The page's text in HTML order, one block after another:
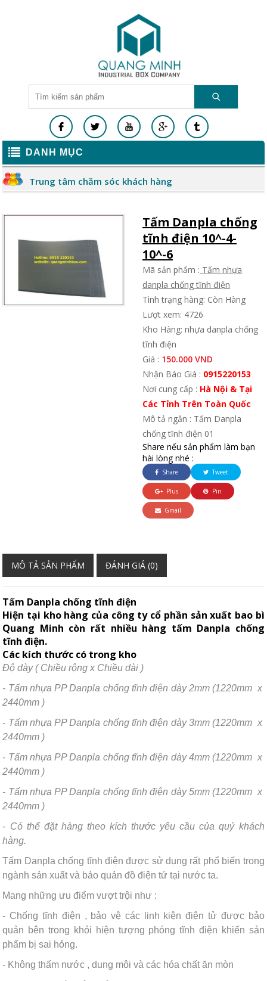
DANH MỤC
Trung tâm chăm sóc khách hàng
Tấm Danpla chống
tĩnh điện 10^-4-
10^-6
Mã sản phẩm : Tấm nhựa
danpla chống tĩnh điện
Tình trạng hàng: Còn Hàng
Lượt xem: 4726
Kho Hàng: nhựa danpla chống
tĩnh điện
Giá : 150.000 VND
Nhận Báo Giá : 0915220153
Nơi cung cấp : Hà Nội & Tại
Các Tỉnh Trên Toàn Quốc
Mô tả ngắn : Tấm Danpla
chống tĩnh điện 01
Share nếu sản phẩm làm bạn
hài lòng nhé :
Share Tweet
Plus Pin
Gmail
MÔ TẢ SẢN PHẨM ĐÁNH GIÁ (0)
Tấm Danpla chống tĩnh điện
Hiện tại kho hàng của công ty cổ phần sản xuất bao bì
Quang Minh còn rất nhiều hàng tấm Danpla chống
tĩnh điện.
Các kích thước có trong kho
Độ dày ( Chiều rộng x Chiều dài )
- Tấm nhựa PP Danpla chống tĩnh điện dày 2mm (1220mm x
2440mm )
- Tấm nhựa PP Danpla chống tĩnh điện dày 3mm (1220mm x
2440mm )
- Tấm nhựa PP Danpla chống tĩnh điện dày 4mm (1220mm x
2440mm )
- Tấm nhựa PP Danpla chống tĩnh điện dày 5mm (1220mm x
2440mm )
- Có thể đặt hàng theo kích thước yêu cầu của quý khách
hàng.
Tấm Danpla chống tĩnh điện được sử dụng rất phổ biến trong
ngành sản xuất và bảo quản đồ điện tử tại nước ta.
Mang những ưu điểm vượt trội như :
- Chống tĩnh điện , bảo vệ các linh kiện điện tử được bảo
quản bên trong khỏi hiện tượng phóng tĩnh điện khiến sản
phẩm bị sai hỏng.
- Không thấm nước , dung môi và các hóa chất ăn mòn